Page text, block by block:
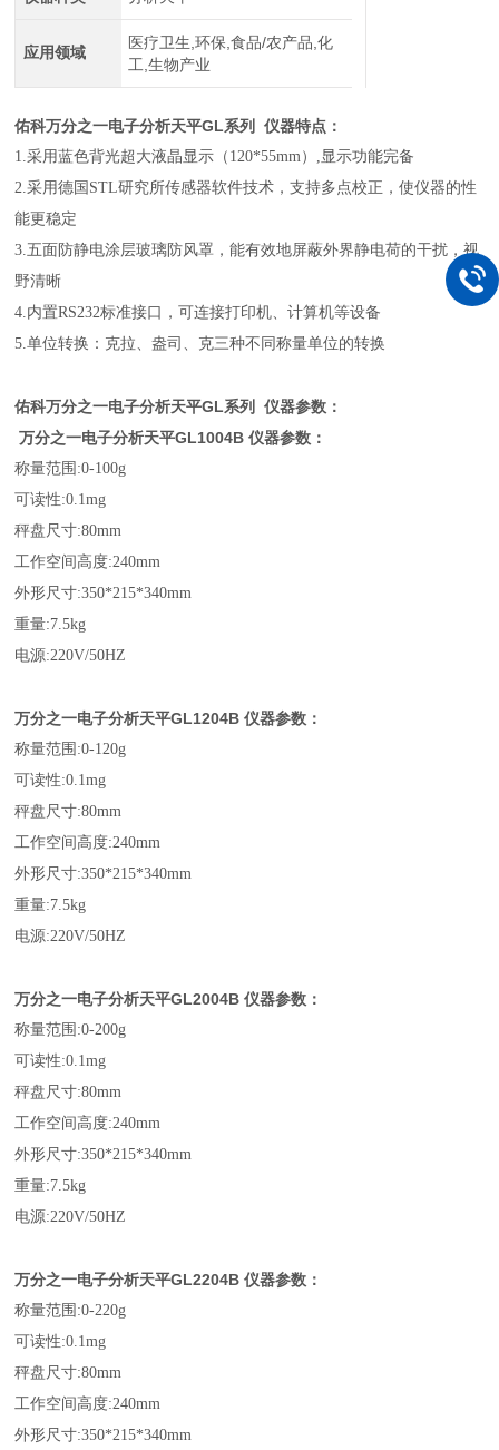
应用领域
医疗卫生,环保,食品/农产品,化
工,生物产业
佑科万分之一电子分析天平GL系列 仪器特点：
1.采用蓝色背光超大液晶显示（120*55mm）,显示功能完备
2.采用德国STL研究所传感器软件技术，支持多点校正，使仪器的性
能更稳定
3.五面防静电涂层玻璃防风罩，能有效地屏蔽外界静电荷的干扰，视
野清晰
4.内置RS232标准接口，可连接打印机、计算机等设备
5.单位转换：克拉、盎司、克三种不同称量单位的转换
佑科万分之一电子分析天平GL系列
仪器参数：
万分之一电子分析天平GL1004B仪器参数：
称量范围:0-100g
可读性:0.1mg
秤盘尺寸:80mm
工作空间高度:240mm
外形尺寸:350*215*340mm
重量:7.5kg
电源:220V/50HZ
万分之一电子分析天平GL1204B 仪器参数：
称量范围:0-120g
可读性:0.1mg
秤盘尺寸:80mm
工作空间高度:240mm
外形尺寸:350*215*340mm
重量:7.5kg
电源:220V/50HZ
万分之一电子分析天平GL2004B仪器参数：
称量范围:0-200g
可读性:0.1mg
秤盘尺寸:80mm
工作空间高度:240mm
外形尺寸:350*215*340mm
重量:7.5kg
电源:220V/50HZ
万分之一电子分析天平GL2204B仪器参数：
称量范围:0-220g
可读性:0.1mg
秤盘尺寸:80mm
工作空间高度:240mm
外形尺寸:350*215*340mm